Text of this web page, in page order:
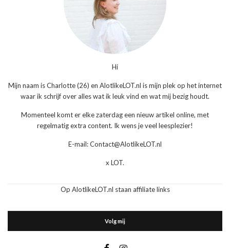
Hi
Mijn naam is Charlotte (26) en AlotlikeLOT.nl is mijn plek op het internet
waar ik schrijf over alles wat ik leuk vind en wat mij bezig houdt.
Momenteel komt er elke zaterdag een nieuw artikel online, met
regelmatig extra content. Ik wens je veel leesplezier!
E-mail: Contact@AlotlikeLOT.nl
x LOT.
Op AlotlikeLOT.nl staan affiliate links
Volg mij